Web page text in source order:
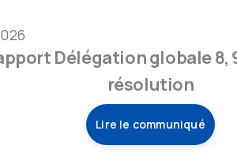
Délégation globale 8,
résolution
Lire le communiqué